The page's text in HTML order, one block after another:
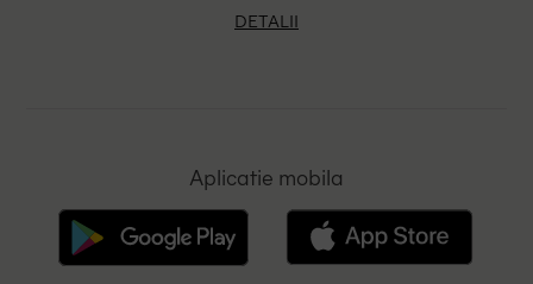
DETALII
Aplicatie mobila